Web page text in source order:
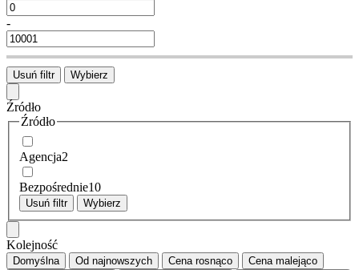
-
Usuń filtr Wybierz
Źródło
Źródło
Agencja2
Bezpośrednie10
Usuń filtr Wybierz
Kolejność
Domyślna Od najnowszych Cena rosnąco Cena malejąco